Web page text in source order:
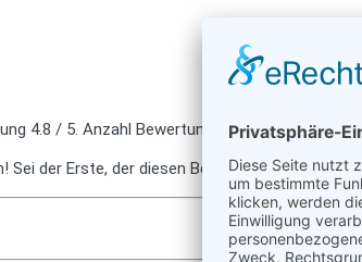
4.8 / 5. Anzahl Bewertungen:138
Sei der Erste, der diesen Beitrag bewertet.